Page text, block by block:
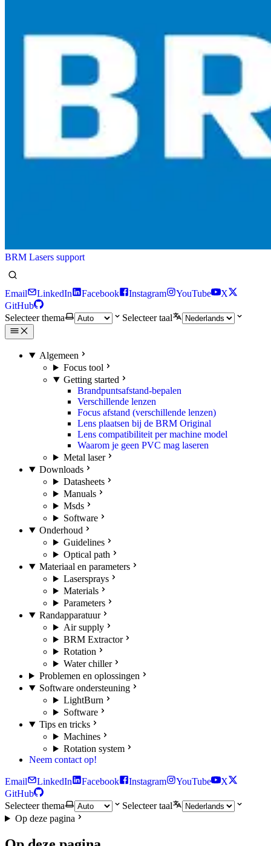
BRM Lasers support
Email LinkedIn Facebook Instagram YouTube
X
GitHub
Selecteer thema
Selecteer taal
Algemeen
Focus tool
Getting started
Brandpuntsafstand-bepalen
Verschillende lenzen
Focus afstand (verschillende lenzen)
Lens plaatsen bij de BRM Original
Lens compatibiliteit per machine model
Waarom je geen PVC mag laseren
Metal laser
Downloads
Datasheets
Manuals
Msds
Software
Onderhoud
Guidelines
Optical path
Materiaal en parameters
Lasersprays
Materials
Parameters
Randapparatuur
Air supply
BRM Extractor
Rotation
Water chiller
Problemen en oplossingen
Software ondersteuning
LightBurn
Software
Tips en tricks
Machines
Rotation system
Neem contact op!
Email LinkedIn Facebook Instagram YouTube
X
GitHub
Selecteer thema
Selecteer taal
Op deze pagina